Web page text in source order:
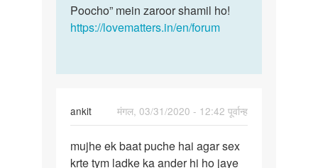
Poocho” mein zaroor shamil ho!
https://lovematters.in/en/forum
ankit
मंगल, 03/31/2020 - 12:42 पूर्वान्ह
mujhe
ek
mujhe ek baat puche hai agar sex
krte tym ladke ka ander hi ho jaye